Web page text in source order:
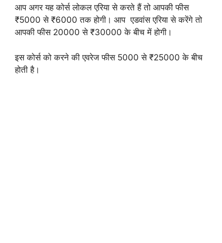
आप अगर यह कोर्स लोकल एरिया से करते हैं तो आपकी फीस
₹5000 से ₹6000 तक होगी। आप एडवांस एरिया से करेंगे तो
आपकी फीस 20000 से ₹30000 के बीच में होगी।
इस कोर्स को करने की एवरेज फीस 5000 से ₹25000 के बीच
होती है।